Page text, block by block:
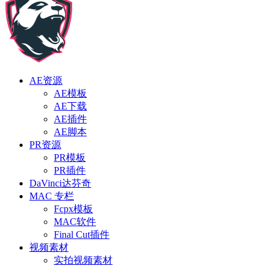
AE资源
AE模板
AE下载
AE插件
AE脚本
PR资源
PR模板
PR插件
DaVinci达芬奇
MAC 专栏
Fcpx模板
MAC软件
Final Cut插件
视频素材
实拍视频素材